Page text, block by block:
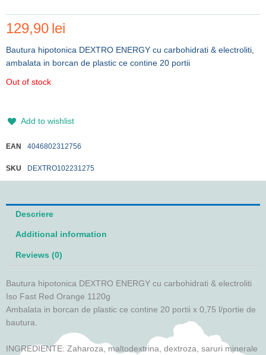
129,90 lei
Bautura hipotonica DEXTRO ENERGY cu carbohidrati & electroliti,
ambalata in borcan de plastic ce contine 20 portii
Out of stock
Add to wishlist
EAN 4046802312756
SKU DEXTRO102231275
Descriere
Additional information
Reviews (0)
Bautura hipotonica DEXTRO ENERGY cu carbohidrati & electroliti
Iso Fast Red Orange 1120g
Ambalata in borcan de plastic ce contine 20 portii x 0,75 l/portie de
bautura.
INGREDIENTE: Zaharoza, maltodextrina, dextroza, saruri minerale